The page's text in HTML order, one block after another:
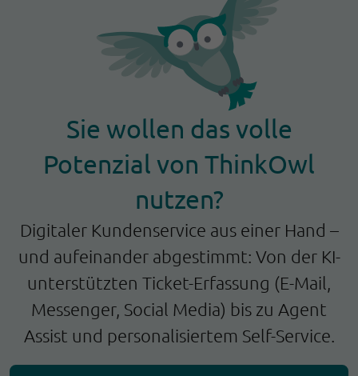
Sie wollen das volle
Potenzial von ThinkOwl
nutzen?
Digitaler Kundenservice aus einer Hand –
und aufeinander abgestimmt: Von der KI-
unterstützten Ticket-Erfassung (E-Mail,
Messenger, Social Media) bis zu Agent
Assist und personalisiertem Self-Service.